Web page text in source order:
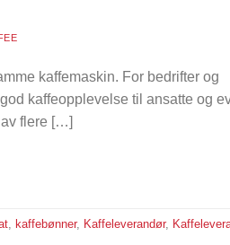
kaffemaskin. For bedrifter og
kaffeopplevelse til ansatte og
av flere […]
kaffebønner, Kaffeleverandør,